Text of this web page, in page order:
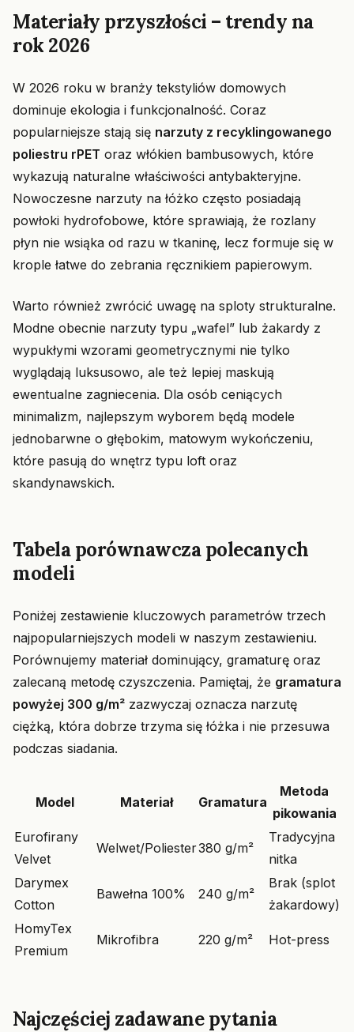
Materiały przyszłości – trendy na
rok 2026
W 2026 roku w branży tekstyliów domowych
dominuje ekologia i funkcjonalność. Coraz
popularniejsze stają się narzuty z recyklingowanego
poliestru rPET oraz włókien bambusowych, które
wykazują naturalne właściwości antybakteryjne.
Nowoczesne narzuty na łóżko często posiadają
powłoki hydrofobowe, które sprawiają, że rozlany
płyn nie wsiąka od razu w tkaninę, lecz formuje się w
krople łatwe do zebrania ręcznikiem papierowym.
Warto również zwrócić uwagę na sploty strukturalne.
Modne obecnie narzuty typu „wafel” lub żakardy z
wypukłymi wzorami geometrycznymi nie tylko
wyglądają luksusowo, ale też lepiej maskują
ewentualne zagniecenia. Dla osób ceniących
minimalizm, najlepszym wyborem będą modele
jednobarwne o głębokim, matowym wykończeniu,
które pasują do wnętrz typu loft oraz
skandynawskich.
Tabela porównawcza polecanych
modeli
Poniżej zestawienie kluczowych parametrów trzech
najpopularniejszych modeli w naszym zestawieniu.
Porównujemy materiał dominujący, gramaturę oraz
zalecaną metodę czyszczenia. Pamiętaj, że gramatura
powyżej 300 g/m² zazwyczaj oznacza narzutę
ciężką, która dobrze trzyma się łóżka i nie przesuwa
podczas siadania.
Model Materiał Gramatura
Metoda
pikowania
Eurofirany
Velvet
Welwet/Poliester380 g/m²
Tradycyjna
nitka
Darymex
Cotton
Bawełna 100% 240 g/m²
Brak (splot
żakardowy)
HomyTex
Premium
Mikrofibra 220 g/m² Hot-press
Najczęściej zadawane pytania